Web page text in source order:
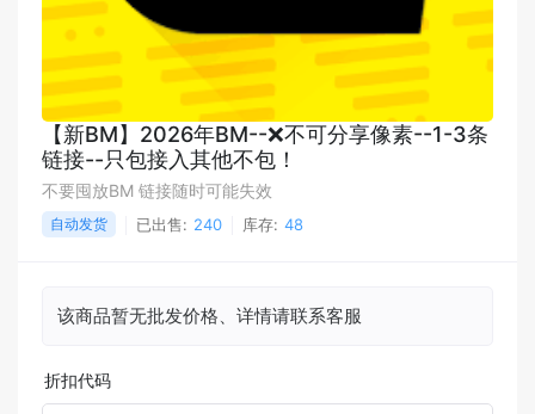
【新BM】2026年BM--❌不可分享像素--1-3条
链接--只包接入其他不包！
不要囤放BM 链接随时可能失效
自动发货 已出售: 240 库存: 48
该商品暂无批发价格、详情请联系客服
折扣代码